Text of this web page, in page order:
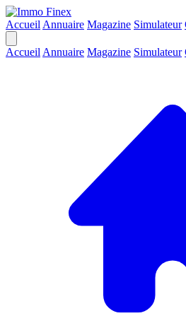
Accueil Annuaire Magazine Simulateur
Accueil Annuaire Magazine Simulateur